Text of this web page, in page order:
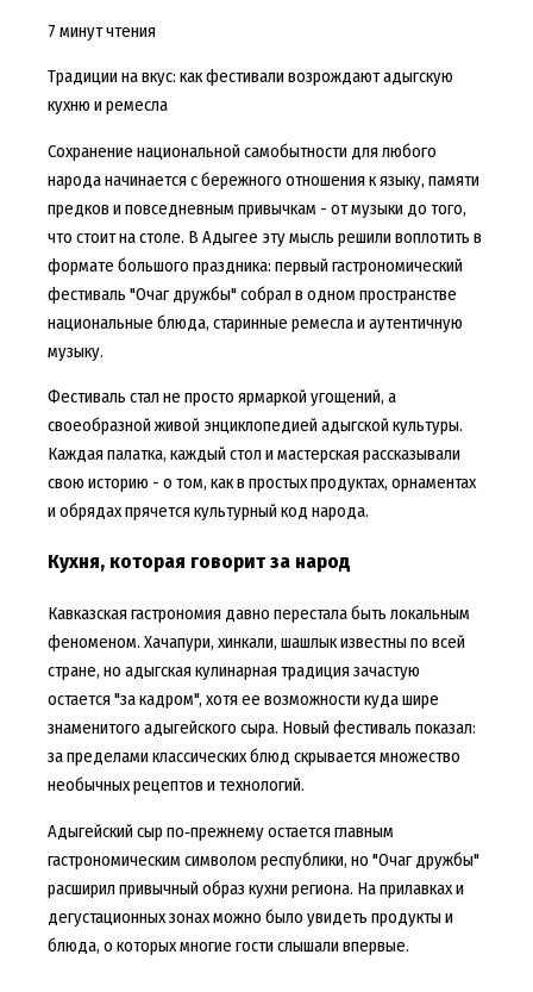
7 минут чтения
Традиции на вкус: как фестивали возрождают адыгскую
кухню и ремесла
Сохранение национальной самобытности для любого
народа начинается с бережного отношения к языку, памяти
предков и повседневным привычкам - от музыки до того,
что стоит на столе. В Адыгее эту мысль решили воплотить в
формате большого праздника: первый гастрономический
фестиваль "Очаг дружбы" собрал в одном пространстве
национальные блюда, старинные ремесла и аутентичную
музыку.
Фестиваль стал не просто ярмаркой угощений, а
своеобразной живой энциклопедией адыгской культуры.
Каждая палатка, каждый стол и мастерская рассказывали
свою историю - о том, как в простых продуктах, орнаментах
и обрядах прячется культурный код народа.
Кухня, которая говорит за народ
Кавказская гастрономия давно перестала быть локальным
феноменом. Хачапури, хинкали, шашлык известны по всей
стране, но адыгская кулинарная традиция зачастую
остается "за кадром", хотя ее возможности куда шире
знаменитого адыгейского сыра. Новый фестиваль показал:
за пределами классических блюд скрывается множество
необычных рецептов и технологий.
Адыгейский сыр по‑прежнему остается главным
гастрономическим символом республики, но "Очаг дружбы"
расширил привычный образ кухни региона. На прилавках и
дегустационных зонах можно было увидеть продукты и
блюда, о которых многие гости слышали впервые.